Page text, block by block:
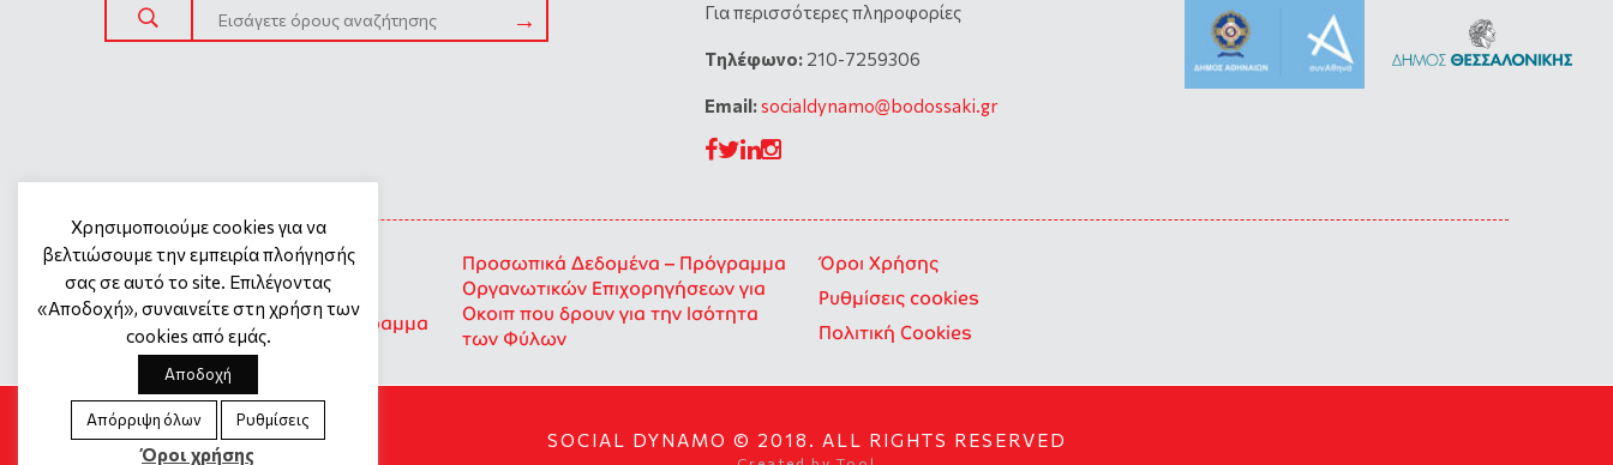
Για περισσότερες πληροφορίες
Tηλέφωνο: 210-7259306
Email:socialdynamo@bodossaki.gr
Γενική πολιτική προστασίας
προσωπικών δεδομένων
Προσωπικά Δεδομένα – Πρόγραμμα
Σημεία Στήριξης
Προσωπικά Δεδομένα – Πρόγραμμα
Οργανωτικών Επιχορηγήσεων για
Οκοιπ που δρουν για την Ισότητα
των Φύλων
Όροι Χρήσης
Ρυθμίσεις cookies
Πολιτική Cookies
SOCIAL DYNAMO © 2018. ALL RIGHTS RESERVED
Χρησιμοποιούμε cookies για να
βελτιώσουμε την εμπειρία πλοήγησής
σας σε αυτό το site. Επιλέγοντας
«Αποδοχή», συναινείτε στη χρήση των
cookies από εμάς.
Αποδοχή
Απόρριψη όλων Ρυθμίσεις
Όροι χρήσης